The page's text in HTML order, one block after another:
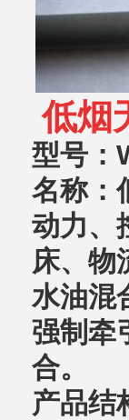
低烟
型号：
名称：
动力、
床、物
水油混
强制牵
合。
产品结